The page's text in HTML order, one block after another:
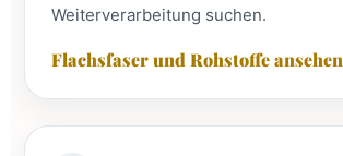
Weiterverarbeitung suchen.
Flachsfaser und Rohstoffe